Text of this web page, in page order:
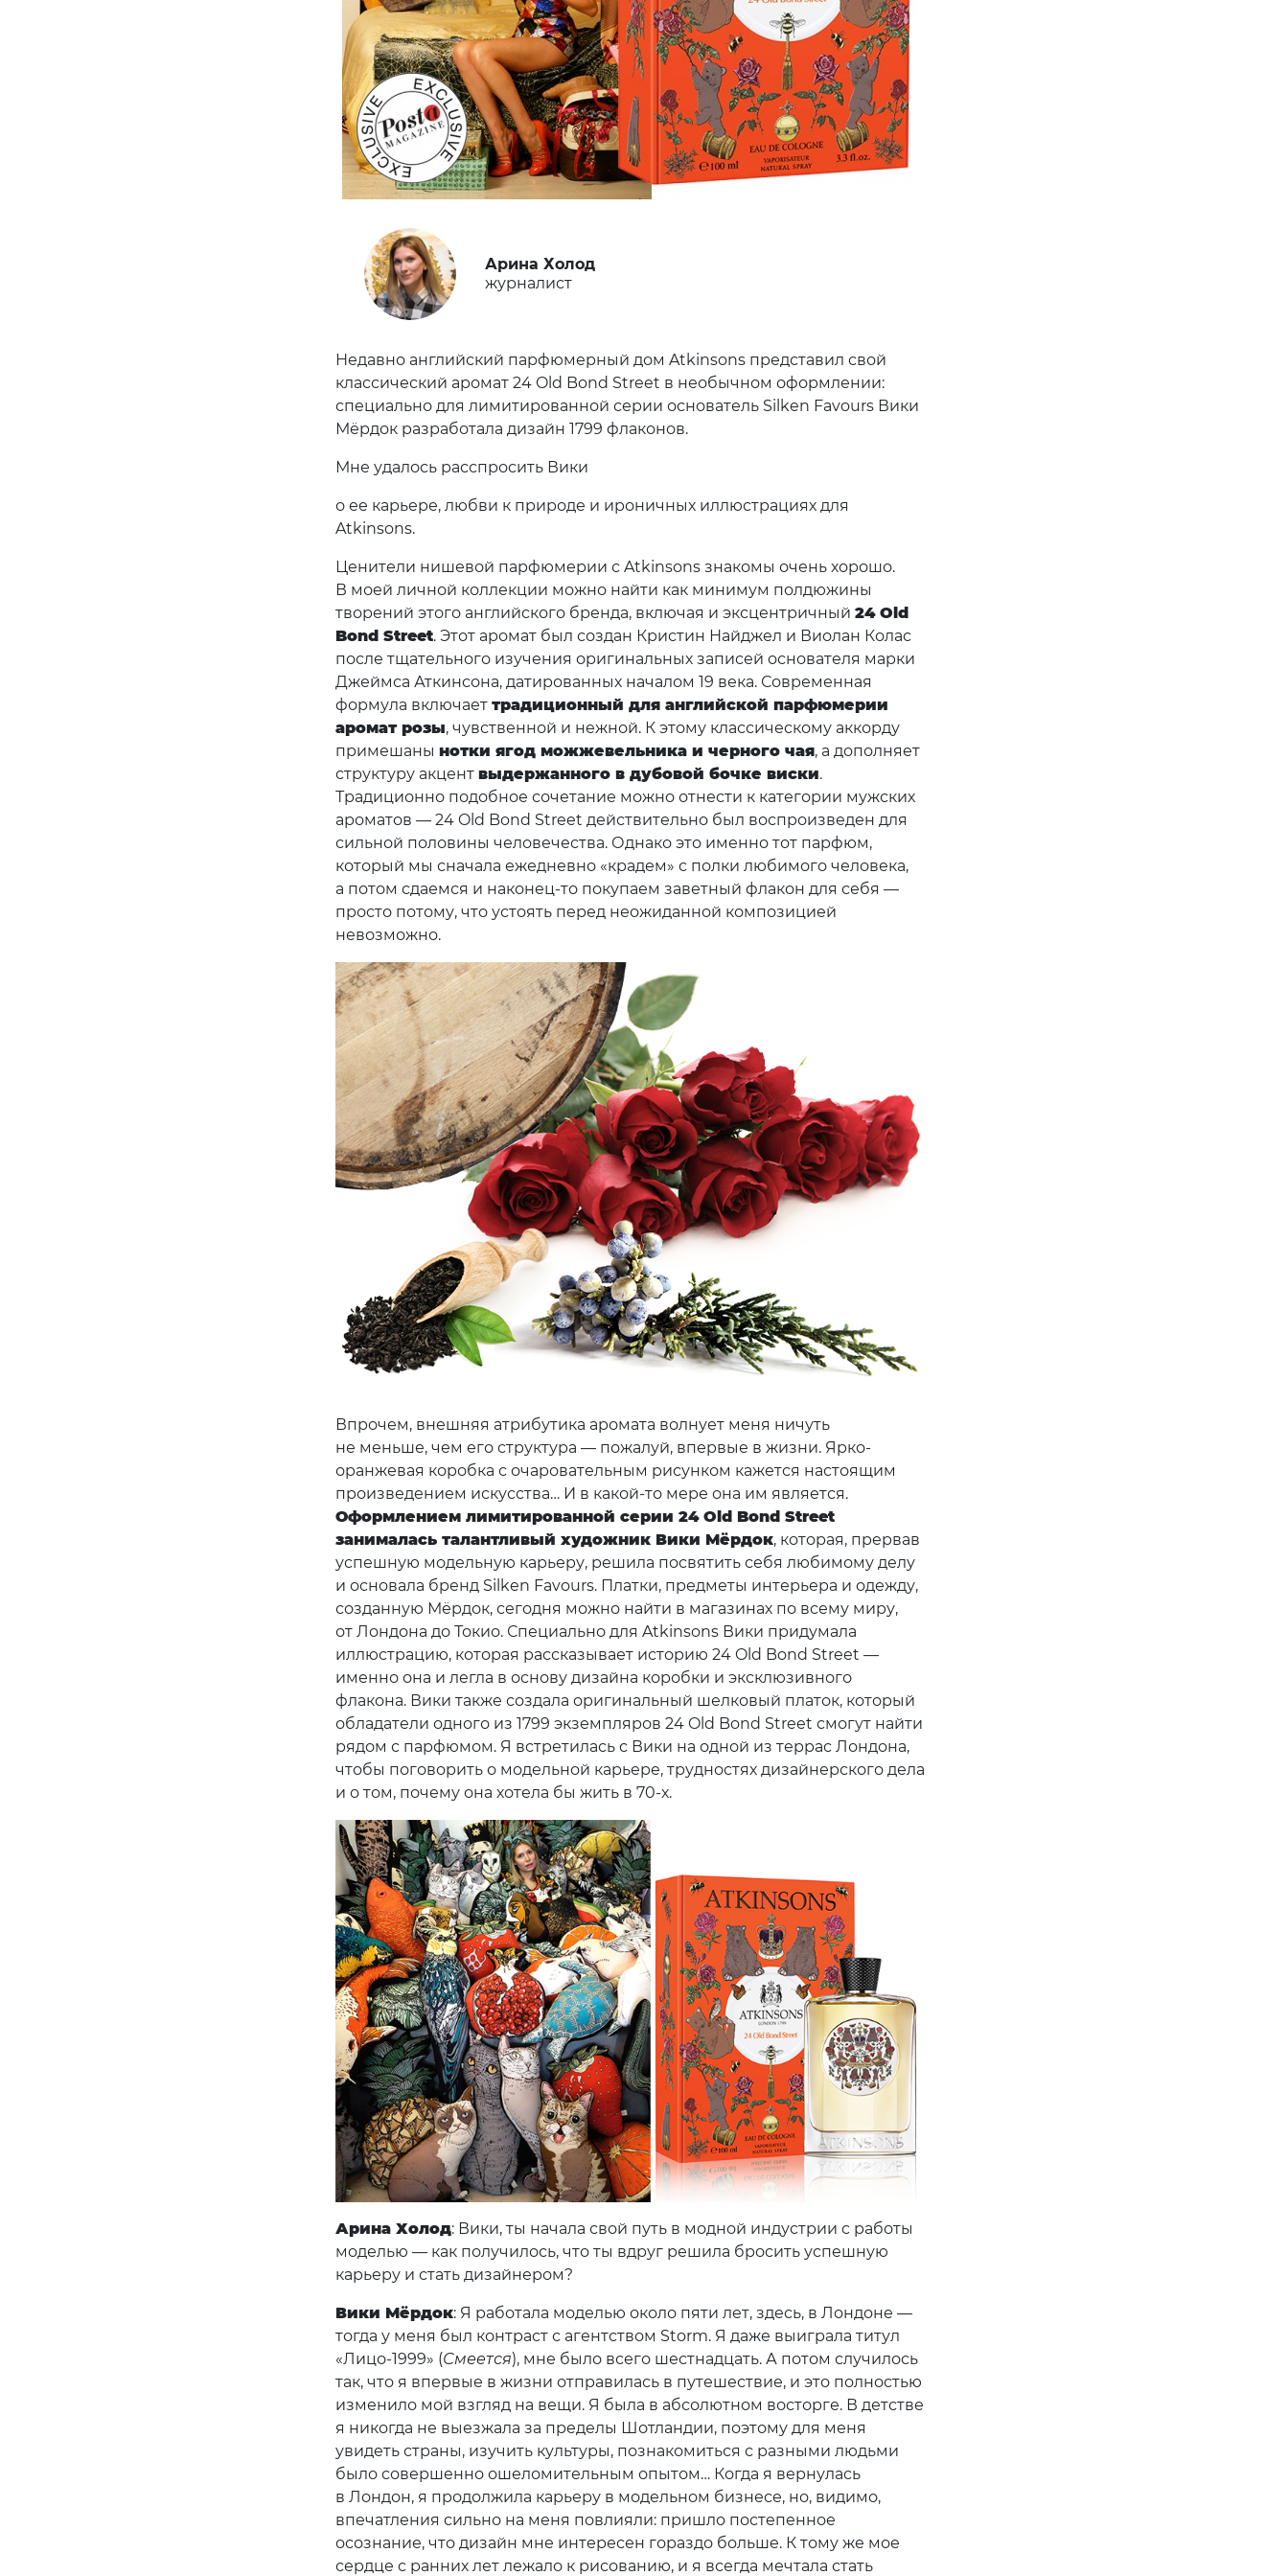
Арина Холод
журналист
Недавно английский парфюмерный дом Atkinsons представил свой
классический аромат 24 Old Bond Street в необычном оформлении:
специально для лимитированной серии основатель Silken Favours Вики
Мёрдок разработала дизайн 1799 флаконов.
Мне удалось расспросить Вики
о ее карьере, любви к природе и ироничных иллюстрациях для
Atkinsons.
Ценители нишевой парфюмерии с Atkinsons знакомы очень хорошо.
В моей личной коллекции можно найти как минимум полдюжины
творений этого английского бренда, включая и эксцентричный 24 Old
Bond Street. Этот аромат был создан Кристин Найджел и Виолан Колас
после тщательного изучения оригинальных записей основателя марки
Джеймса Аткинсона, датированных началом 19 века. Современная
формула включает традиционный для английской парфюмерии
аромат розы, чувственной и нежной. К этому классическому аккорду
примешаны нотки ягод можжевельника и черного чая, а дополняет
структуру акцент выдержанного в дубовой бочке виски.
Традиционно подобное сочетание можно отнести к категории мужских
ароматов — 24 Old Bond Street действительно был воспроизведен для
сильной половины человечества. Однако это именно тот парфюм,
который мы сначала ежедневно «крадем» с полки любимого человека,
а потом сдаемся и наконец-то покупаем заветный флакон для себя —
просто потому, что устоять перед неожиданной композицией
невозможно.
Впрочем, внешняя атрибутика аромата волнует меня ничуть
не меньше, чем его структура — пожалуй, впервые в жизни. Ярко-
оранжевая коробка с очаровательным рисунком кажется настоящим
произведением искусства… И в какой-то мере она им является.
Оформлением лимитированной серии 24 Old Bond Street
занималась талантливый художник Вики Мёрдок, которая, прервав
успешную модельную карьеру, решила посвятить себя любимому делу
и основала бренд Silken Favours. Платки, предметы интерьера и одежду,
созданную Мёрдок, сегодня можно найти в магазинах по всему миру,
от Лондона до Токио. Специально для Atkinsons Вики придумала
иллюстрацию, которая рассказывает историю 24 Old Bond Street —
именно она и легла в основу дизайна коробки и эксклюзивного
флакона. Вики также создала оригинальный шелковый платок, который
обладатели одного из 1799 экземпляров 24 Old Bond Street смогут найти
рядом с парфюмом. Я встретилась с Вики на одной из террас Лондона,
чтобы поговорить о модельной карьере, трудностях дизайнерского дела
и о том, почему она хотела бы жить в 70-х.
Арина Холод: Вики, ты начала свой путь в модной индустрии с работы
моделью — как получилось, что ты вдруг решила бросить успешную
карьеру и стать дизайнером?
Вики Мёрдок: Я работала моделью около пяти лет, здесь, в Лондоне —
тогда у меня был контраст с агентством Storm. Я даже выиграла титул
«Лицо-1999» (Смеется), мне было всего шестнадцать. А потом случилось
так, что я впервые в жизни отправилась в путешествие, и это полностью
изменило мой взгляд на вещи. Я была в абсолютном восторге. В детстве
я никогда не выезжала за пределы Шотландии, поэтому для меня
увидеть страны, изучить культуры, познакомиться с разными людьми
было совершенно ошеломительным опытом… Когда я вернулась
в Лондон, я продолжила карьеру в модельном бизнесе, но, видимо,
впечатления сильно на меня повлияли: пришло постепенное
осознание, что дизайн мне интересен гораздо больше. К тому же мое
сердце с ранних лет лежало к рисованию, и я всегда мечтала стать